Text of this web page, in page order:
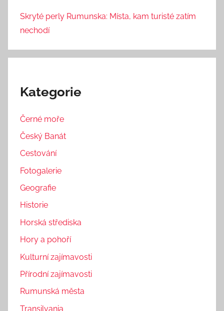
Skryté perly Rumunska: Místa, kam turisté zatím
nechodí
Kategorie
Černé moře
Český Banát
Cestování
Fotogalerie
Geografie
Historie
Horská střediska
Hory a pohoří
Kulturní zajímavosti
Přírodní zajímavosti
Rumunská města
Transilvania